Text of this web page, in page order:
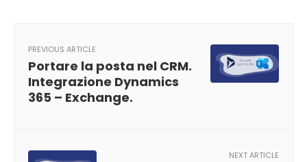
PREVIOUS ARTICLE
Portare la posta nel CRM.
Integrazione Dynamics
365 – Exchange.
NEXT ARTICLE